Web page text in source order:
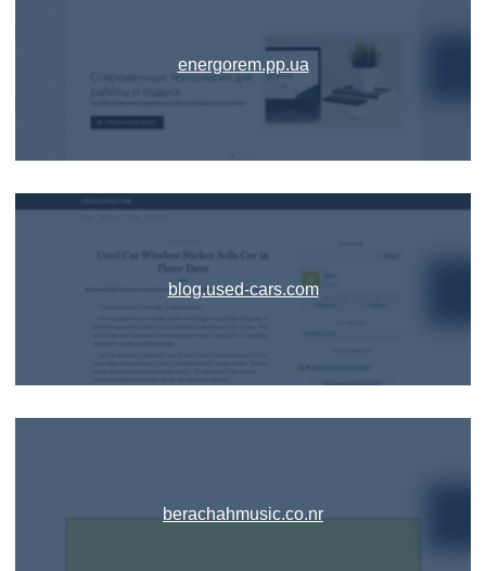
energorem.pp.ua
blog.used-cars.com
berachahmusic.co.nr